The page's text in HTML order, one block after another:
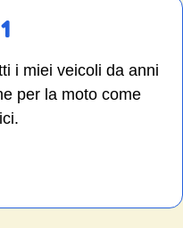
i miei veicoli da anni
per la moto come